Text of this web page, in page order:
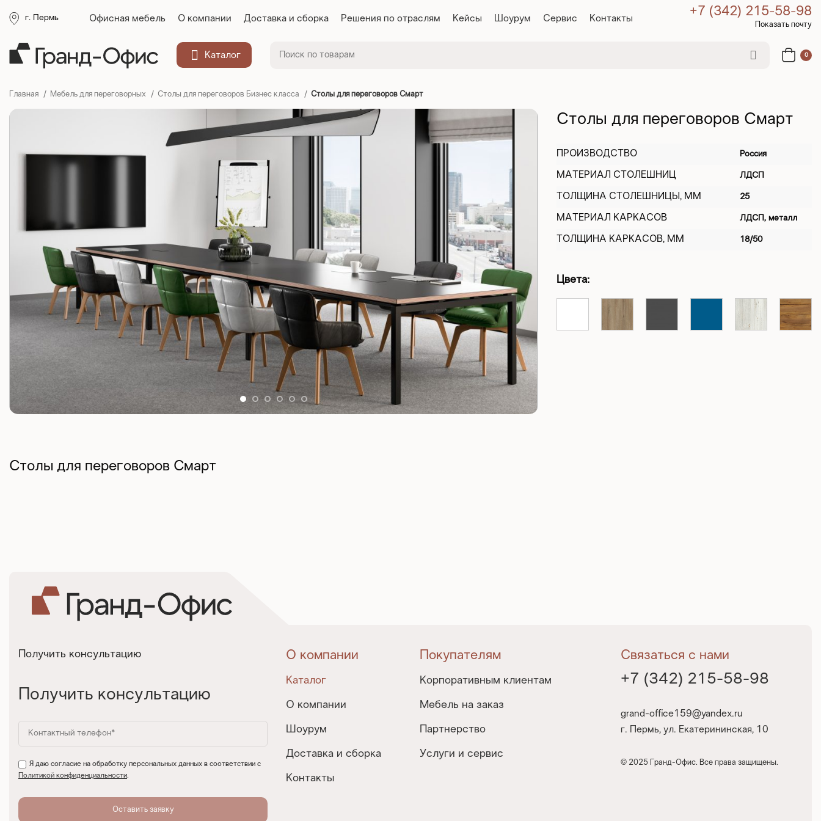
г. Пермь Офисная мебель О компании Доставка и сборка Решения по отраслям Кейсы Шоурум Сервис Контакты +7 (342) 215-58-98
Показать почту
Каталог 0
Главная Мебель для переговорных Столы для переговоров Бизнес класса Столы для переговоров Смарт
Столы для переговоров Смарт
ПРОИЗВОДСТВО Россия
МАТЕРИАЛ СТОЛЕШНИЦ ЛДСП
ТОЛЩИНА СТОЛЕШНИЦЫ, ММ 25
МАТЕРИАЛ КАРКАСОВ ЛДСП, металл
ТОЛЩИНА КАРКАСОВ, ММ 18/50
Цвета:
Столы для переговоров Смарт
Получить консультацию
Получить консультацию
Я даю согласие на обработку персональных данных в соответствии с
Политикой конфиденциальности.
О компании
Каталог
О компании
Шоурум
Доставка и сборка
Контакты
Покупателям
Корпоративным клиентам
Мебель на заказ
Партнерство
Услуги и сервис
Связаться с нами
+7 (342) 215-58-98
grand-office159@yandex.ru
г. Пермь, ул. Екатерининская, 10
© 2025 Гранд-Офис. Все права защищены.